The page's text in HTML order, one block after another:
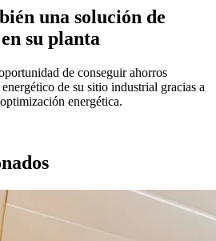
una solución de
su planta
de conseguir ahorros
de su sitio industrial gracias a
energética.